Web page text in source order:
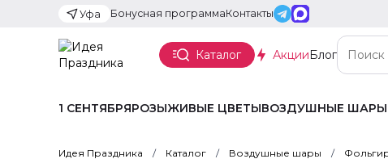
Уфа Бонусная программаКонтакты
Каталог АкцииБлог
1 СЕНТЯБРЯРОЗЫЖИВЫЕ ЦВЕТЫВОЗДУШНЫЕ ШАРЫ
Идея Праздника Каталог Воздушные шары